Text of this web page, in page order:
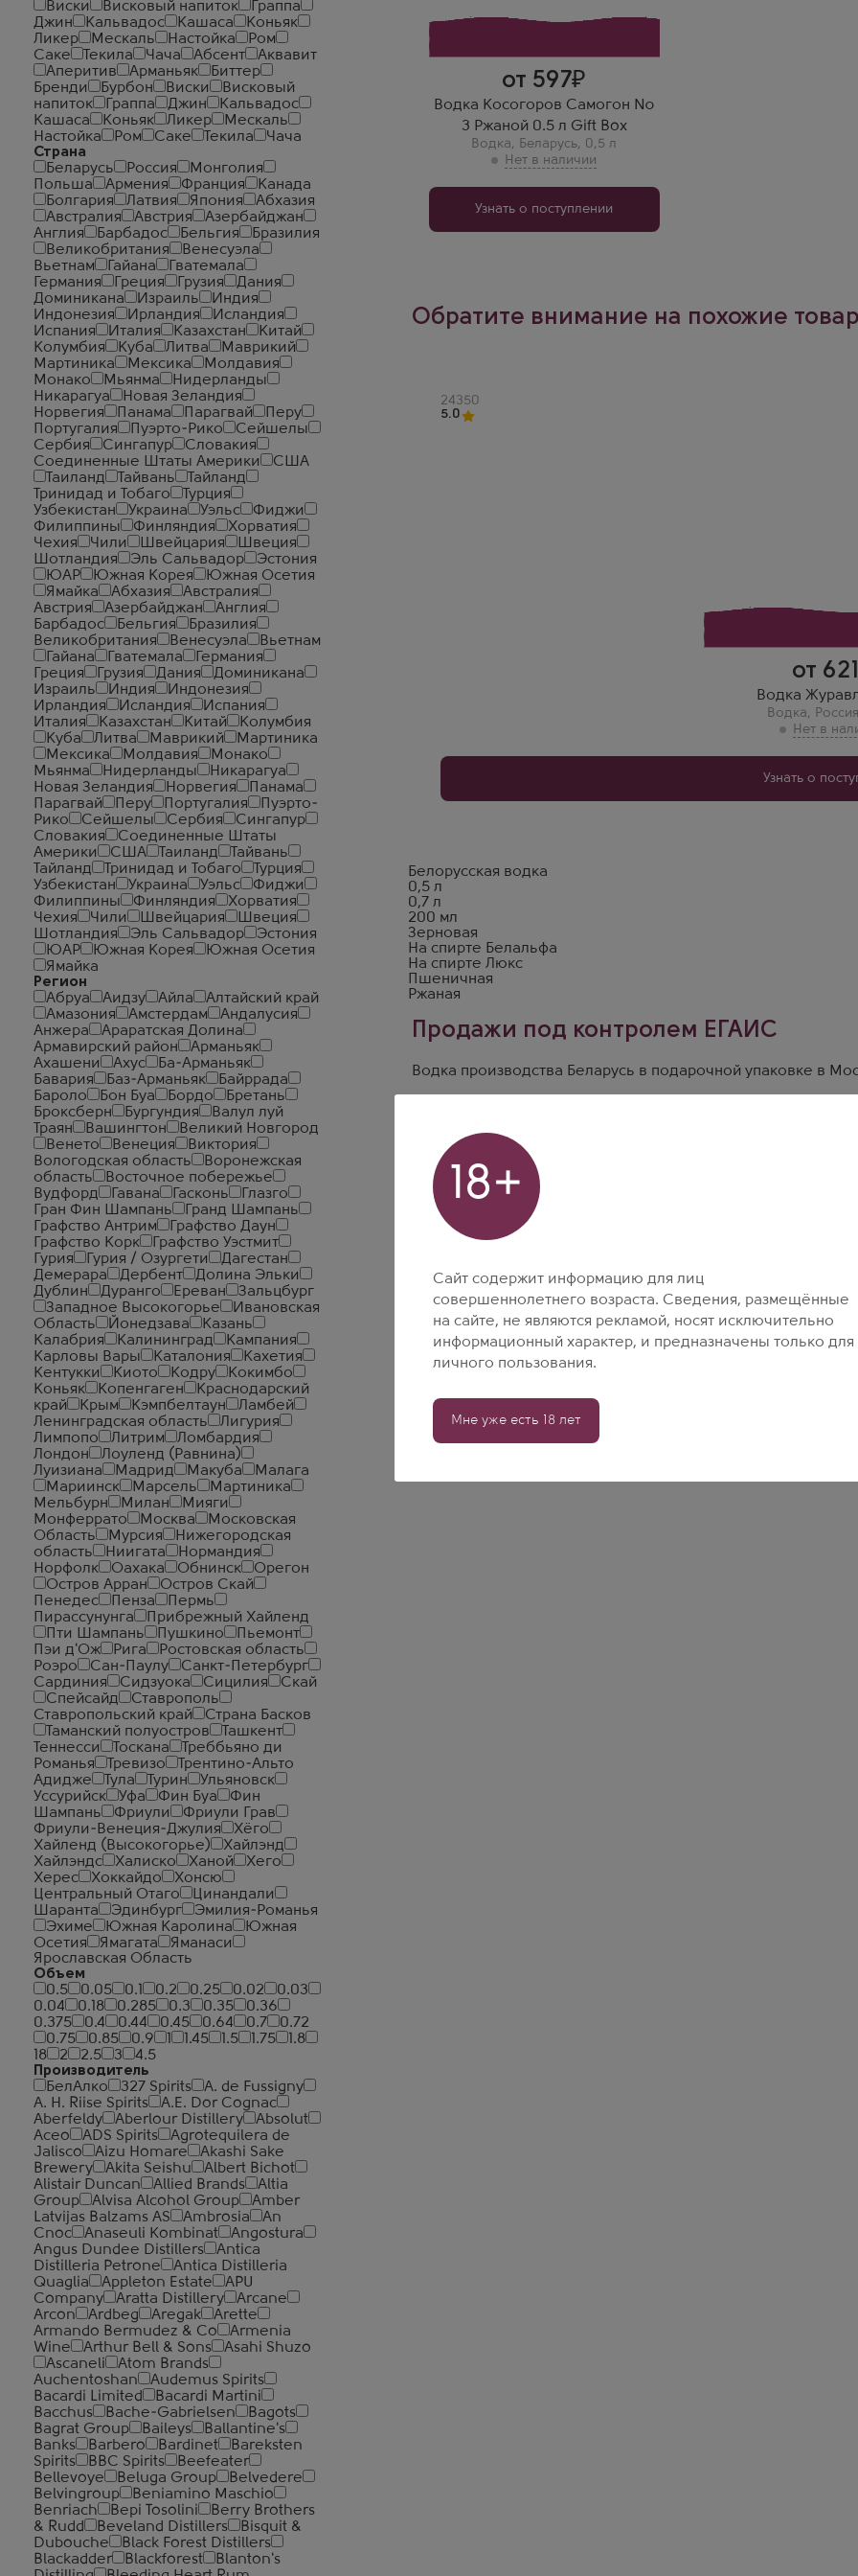
Виски
Висковый напиток
Граппа
Джин
Кальвадос Кашаса
Коньяк
Ликер
Мескаль Настойка
Ром
Саке
Текила Чача Абсент
Аквавит
Аперитив
Арманьяк
Биттер
Бренди
Бурбон Виски
Висковый
напиток
Граппа Джин
Кальвадос
Кашаса
Коньяк Ликер
Мескаль
Настойка
Ром Саке Текила
Чача
Страна
Беларусь
Россия
Монголия
Польша
Армения Франция
Канада
Болгария
Латвия Япония
Абхазия
Австралия
Австрия
Азербайджан
Англия
Барбадос Бельгия
Бразилия
Великобритания
Венесуэла
Вьетнам
Гайана
Гватемала
Германия
Греция Грузия
Дания
Доминикана
Израиль
Индия
Индонезия
Ирландия
Исландия
Испания
Италия Казахстан
Китай
Колумбия
Куба Литва
Маврикий
Мартиника
Мексика
Молдавия
Монако
Мьянма
Нидерланды
Никарагуа
Новая Зеландия
Норвегия
Панама Парагвай
Перу
Португалия
Пуэрто-Рико
Сейшелы
Сербия
Сингапур
Словакия
Соединенные Штаты Америки
США
Таиланд
Тайвань
Тайланд
Тринидад и Тобаго
Турция
Узбекистан
Украина Уэльс
Фиджи
Филиппины
Финляндия
Хорватия
Чехия
Чили Швейцария
Швеция
Шотландия
Эль Сальвадор
Эстония
ЮАР
Южная Корея
Южная Осетия
Ямайка
Абхазия
Австралия
Австрия
Азербайджан
Англия
Барбадос
Бельгия
Бразилия
Великобритания
Венесуэла
Вьетнам
Гайана
Гватемала
Германия
Греция
Грузия Дания
Доминикана
Израиль
Индия
Индонезия
Ирландия
Исландия
Испания
Италия
Казахстан Китай
Колумбия
Куба
Литва Маврикий
Мартиника
Мексика
Молдавия
Монако
Мьянма
Нидерланды
Никарагуа
Новая Зеландия
Норвегия
Панама
Парагвай
Перу Португалия
Пуэрто-
Рико
Сейшелы Сербия
Сингапур
Словакия
Соединенные Штаты
Америки
США Таиланд
Тайвань
Тайланд
Тринидад и Тобаго
Турция
Узбекистан
Украина Уэльс
Фиджи
Филиппины
Финляндия
Хорватия
Чехия
Чили Швейцария
Швеция
Шотландия
Эль Сальвадор
Эстония
ЮАР
Южная Корея
Южная Осетия
Ямайка
Регион
Абруа
Аидзу Айла
Алтайский край
Амазония
Амстердам
Андалусия
Анжера
Араратская Долина
Армавирский район
Арманьяк
Ахашени
Ахус
Ба-Арманьяк
Бавария
Баз-Арманьяк
Байррада
Бароло
Бон Буа Бордо
Бретань
Броксберн
Бургундия
Валул луй
Траян
Вашингтон
Великий Новгород
Венето
Венеция
Виктория
Вологодская область
Воронежская
область
Восточное побережье
Вудфорд
Гавана Гасконь
Глазго
Гран Фин Шампань
Гранд Шампань
Графство Антрим
Графство Даун
Графство Корк
Графство Уэстмит
Гурия
Гурия / Озургети
Дагестан
Демерара
Дербент
Долина Эльки
Дублин
Дуранго Ереван
Зальцбург
Западное Высокогорье
Ивановская
Область
Йонедзава
Казань
Калабрия
Калининград
Кампания
Карловы Вары
Каталония
Кахетия
Кентукки
Киото Кодру
Кокимбо
Коньяк
Копенгаген
Краснодарский
край
Крым Кэмпбелтаун
Ламбей
Ленинградская область
Лигурия
Лимпопо
Литрим
Ломбардия
Лондон
Лоуленд (Равнина)
Луизиана
Мадрид Макуба
Малага
Мариинск
Марсель
Мартиника
Мельбурн
Милан
Мияги
Монферрато
Москва
Московская
Область
Мурсия
Нижегородская
область
Ниигата
Нормандия
Норфолк
Оахака Обнинск
Орегон
Остров Арран
Остров Скай
Пенедес
Пенза
Пермь
Пирассунунга
Прибрежный Хайленд
Пти Шампань
Пушкино
Пьемонт
Пэи д'Ож
Рига
Ростовская область
Роэро
Сан-Паулу
Санкт-Петербург
Сардиния
Сидзуока Сицилия
Скай
Спейсайд
Ставрополь
Ставропольский край
Страна Басков
Таманский полуостров
Ташкент
Теннесси
Тоскана
Треббьяно ди
Романья
Тревизо
Трентино-Альто
Адидже
Тула Турин
Ульяновск
Уссурийск
Уфа Фин Буа
Фин
Шампань
Фриули
Фриули Грав
Фриули-Венеция-Джулия
Хёго
Хайленд (Высокогорье)
Хайлэнд
Хайлэндс
Халиско Ханой
Хего
Херес
Хоккайдо
Хонсю
Центральный Отаго
Цинандали
Шаранта
Эдинбург
Эмилия-Романья
Эхиме
Южная Каролина
Южная
Осетия
Ямагата
Яманаси
Ярославская Область
Объем
0.5
0.05 0.1 0.2 0.25 0.02
0.03
0.04
0.18 0.285 0.3 0.35
0.36
0.375
0.4 0.44 0.45 0.64 0.7
0.72
0.75
0.85 0.9 1.45 1.5 1.75
1.8
18
2 2.5 3
4.5
Производитель
БелАлко
327 Spirits
A. de Fussigny
A. H. Riise Spirits
A.E. Dor Cognac
Aberfeldy
Aberlour Distillery
Absolut
Aceo
ADS Spirits
Agrotequilera de
Jalisco
Aizu Homare
Akashi Sake
Brewery
Akita Seishu
Albert Bichot
Alistair Duncan
Allied Brands
Altia
Group
Alvisa Alcohol Group
Amber
Latvijas Balzams AS
Ambrosia
An
Cnoc
Anaseuli Kombinat
Angostura
Angus Dundee Distillers
Antica
Distilleria Petrone
Antica Distilleria
Quaglia
Appleton Estate
APU
Company
Aratta Distillery
Arcane
Arcon
Ardbeg Aregak
Arette
Armando Bermudez & Co
Armenia
Wine
Arthur Bell & Sons
Asahi Shuzo
Ascaneli
Atom Brands
Auchentoshan
Audemus Spirits
Bacardi Limited
Bacardi Martini
Bacchus
Bache-Gabrielsen
Bagots
Bagrat Group
Baileys
Ballantine's
Banks
Barbero Bardinet
Bareksten
Spirits
BBC Spirits
Beefeater
Bellevoye
Beluga Group
Belvedere
Belvingroup
Beniamino Maschio
Benriach
Bepi Tosolini
Berry Brothers
& Rudd
Beveland Distillers
Bisquit &
Dubouche
Black Forest Distillers
Blackadder
Blackforest
Blanton's
от 597
Водка Косогоров Самогон №
3 Ржаной 0.5 л Gift Box
Водка, Беларусь, 0,5 л
Узнать о поступлении
Обратите внимание на похожие
Артикул
24350
5.0
от 621
Водка
Водка,
Узнать о
Белорусская водка
0,5 л
0,7 л
200 мл
Зерновая
На спирте Белальфа
На спирте Люкс
Пшеничная
Ржаная
Продажи под контролем ЕГАИС
Водка производства Беларусь в подарочной упаковке в
Выбрать винотеку
м. Октябрьское Поле
пр-кт Маршала Жукова, д. 78, к. 3
м. Курская
ул. Земляной Вал, д. 24/30, стр. 1
18+
Сайт содержит информацию для лиц
совершеннолетнего возраста. Сведения, размещённые
на сайте, не являются рекламой, носят исключительно
информационный характер, и предназначены только для
личного пользования.
Мне уже есть 18 лет